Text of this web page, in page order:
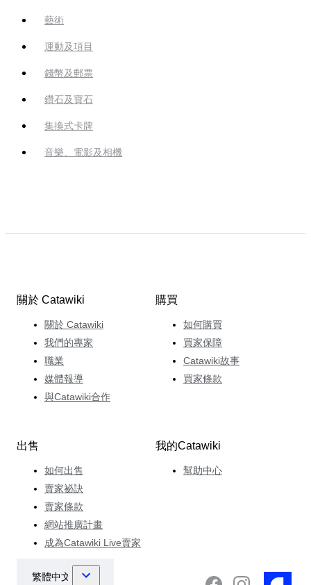
藝術
運動及項目
錢幣及郵票
鑽石及寶石
集換式卡牌
音樂、電影及相機
關於 Catawiki
關於 Catawiki
我們的專家
職業
媒體報導
與Catawiki合作
購買
如何購買
買家保障
Catawiki故事
買家條款
出售
如何出售
賣家祕訣
賣家條款
網站推廣計畫
成為Catawiki Live賣家
我的Catawiki
幫助中心